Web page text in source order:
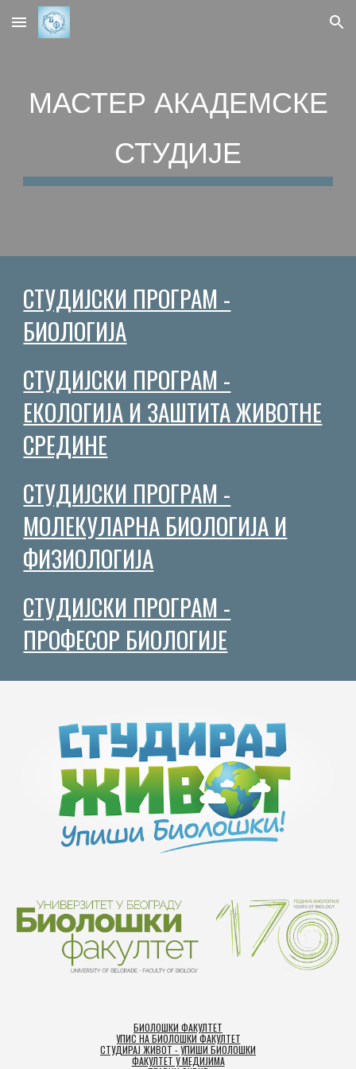
Skip to main content Skip to navigation
МАСТЕР АКАДЕМСКЕ
СТУДИЈЕ
СТУДИЈСКИ ПРОГРАМ -
БИОЛОГИЈА
СТУДИЈСКИ ПРОГРАМ -
ЕКОЛОГИЈА И ЗАШТИТА ЖИВОТНЕ
СРЕДИНЕ
СТУДИЈСКИ ПРОГРАМ -
МОЛЕКУЛАРНА БИОЛОГИЈА И
ФИЗИОЛОГИЈА
СТУДИЈСКИ ПРОГРАМ -
ПРОФЕСОР БИОЛОГИЈЕ
БИОЛОШКИ ФАКУЛТЕТ
УПИС НА БИОЛОШКИ ФАКУЛТЕТ
СТУДИРАЈ ЖИВОТ - УПИШИ БИОЛОШКИ
ФАКУЛТЕТ У МЕДИЈИМА